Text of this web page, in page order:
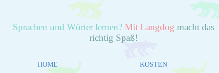
Sprachen und Wörter lernen? Mit Langdog macht das
richtig Spaß!
HOME KOSTEN